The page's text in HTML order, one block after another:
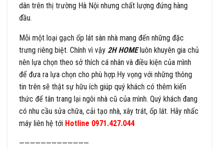
dân trên thị trường Hà Nội nhưng chất lượng đứng hàng
đầu.
Mỗi một loại gạch ốp lát sàn nhà mang đến những đặc
trưng riêng biệt. Chính vì vậy 2H HOMEluôn khuyên gia chủ
nên lựa chọn theo sở thích cá nhân và điều kiện của mình
để đưa ra lựa chọn cho phù hợp.Hy vọng với những thông
tin trên sẽ thật sự hữu ích giúp quý khách có thêm kiến
thức để tân trang lại ngôi nhà cũ của mình. Quý khách đang
có nhu cầu sửa chữa, cải tạo nhà, xây trát, ốp lát. Hãy nhấc
máy liên hệ tới Hotline 0971.427.044
—————————————